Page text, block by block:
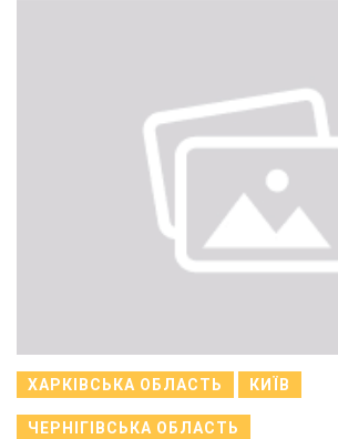
ХАРКІВСЬКА ОБЛАСТЬ КИЇВ
ЧЕРНІГІВСЬКА ОБЛАСТЬ